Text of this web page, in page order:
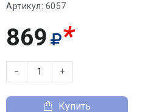
Артикул: 6057
869 *
− +
Купить